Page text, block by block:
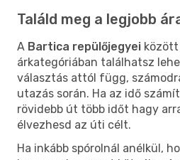
Találd meg a legjobb
A Bartica repülőjegyei
árkategóriában találhatsz
választás attól függ,
utazás során. Ha az idő
rövidebb út több időt hagy
élvezhesd az úti célt.
Ha inkább spórolnál anélkül,